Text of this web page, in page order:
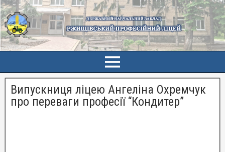
Випускниця ліцею Ангеліна Охремчук
про переваги професії “Кондитер”